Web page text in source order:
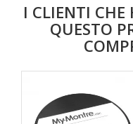
I CLIENTI
QUESTO